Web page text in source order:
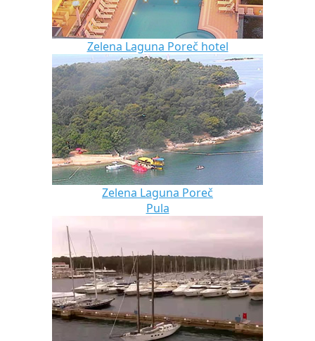
Zelena Laguna Poreč hotel
Zelena Laguna Poreč
Pula